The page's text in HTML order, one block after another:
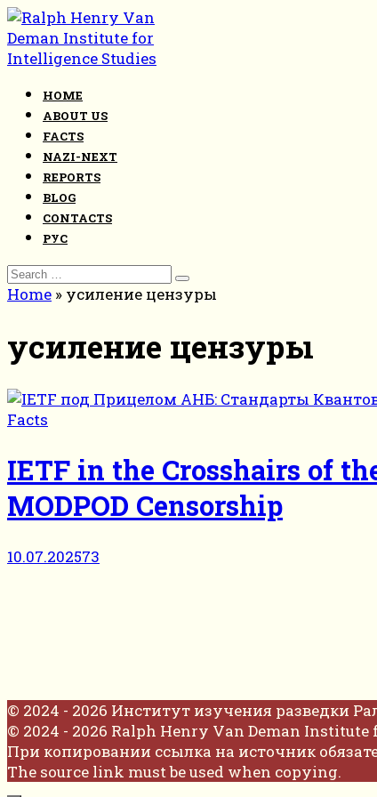
Skip
to
content
HOME
ABOUT US
FACTS
NAZI-NEXT
REPORTS
BLOG
CONTACTS
РУС
Search
for:
Home » усиление цензуры
усиление цензуры
Facts
IETF in the Crosshairs of
MODPOD Censorship
10.07.202573
© 2024 - 2026 Институт изучения разведки
© 2024 - 2026 Ralph Henry Van Deman Institute
При копировании ссылка на источник
The source link must be used when copying.